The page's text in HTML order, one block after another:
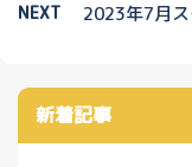
NEXT 2023年7月ス
新着記事